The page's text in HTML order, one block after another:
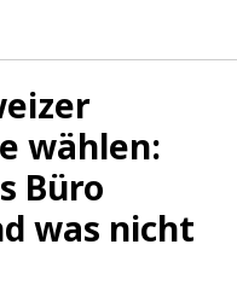
wählen:
Büro
was nicht